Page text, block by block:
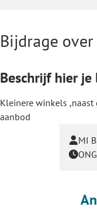
Bijdrage
Beschrijf hier je
Kleinere winkels ,naast
aanbod
MI